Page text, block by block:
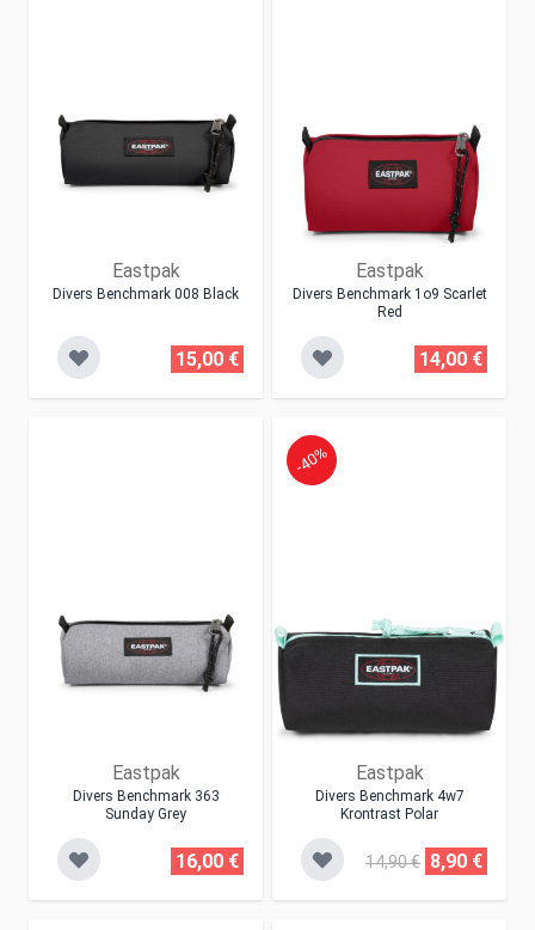
Eastpak
Divers Benchmark 008 Black
15,00 €
Eastpak
Divers Benchmark 1o9 Scarlet
Red
14,00 €
Eastpak
Divers Benchmark 363
Sunday Grey
16,00 €
Eastpak
Divers Benchmark 4w7
Krontrast Polar
-40%
14,90 € 8,90 €